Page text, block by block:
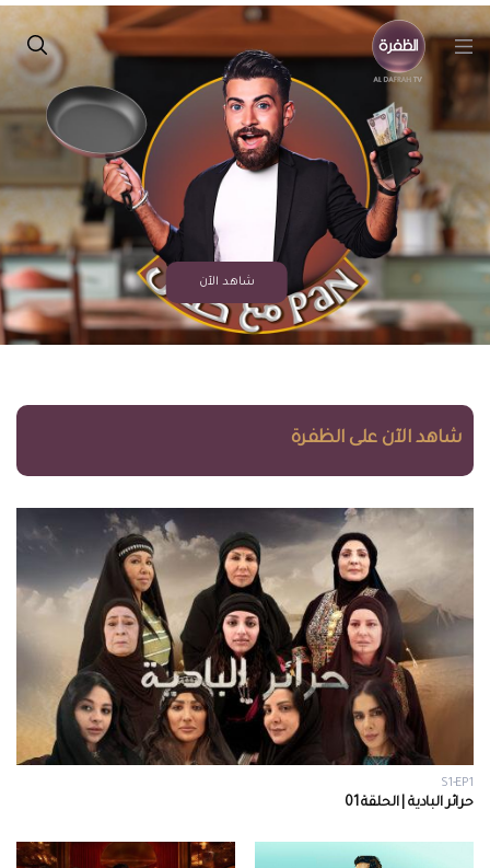
شاهد الآن
شاهد الآن على الظفرة
S1-EP1
حرائر البادية | الحلقة 01